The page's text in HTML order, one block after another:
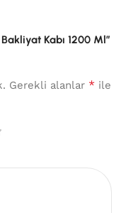
Kabı 1200 Ml”
Gerekli alanlar * ile